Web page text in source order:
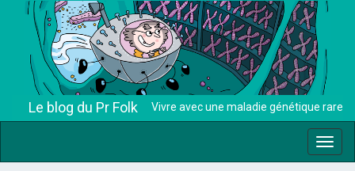
Le blog du Pr Folk Vivre avec une maladie génétique rare